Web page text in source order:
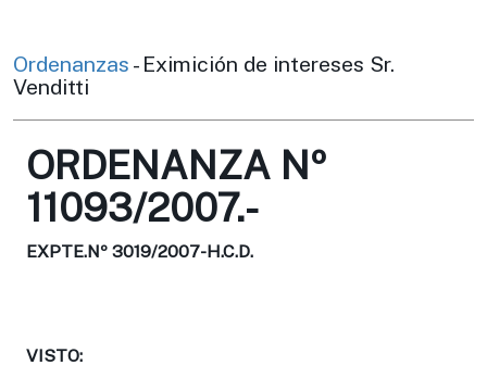
Ordenanzas - Eximición de intereses Sr.
Venditti
ORDENANZA Nº
11093/2007.-
EXPTE.Nº 3019/2007-H.C.D.
VISTO: